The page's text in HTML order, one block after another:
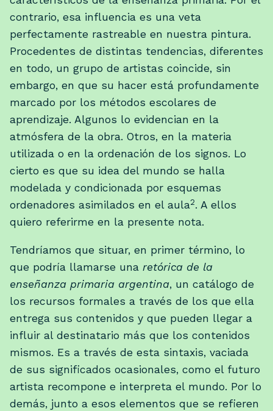
contrario, esa influencia es una veta
perfectamente rastreable en nuestra pintura.
Procedentes de distintas tendencias, diferentes
en todo, un grupo de artistas coincide, sin
embargo, en que su hacer está profundamente
marcado por los métodos escolares de
aprendizaje. Algunos lo evidencian en la
atmósfera de la obra. Otros, en la materia
utilizada o en la ordenación de los signos. Lo
cierto es que su idea del mundo se halla
modelada y condicionada por esquemas
ordenadores asimilados en el aula2. A ellos
quiero referirme en la presente nota.
Tendríamos que situar, en primer término, lo
que podría llamarse una retórica de la
enseñanza primaria argentina, un catálogo de
los recursos formales a través de los que ella
entrega sus contenidos y que pueden llegar a
influir al destinatario más que los contenidos
mismos. Es a través de esta sintaxis, vaciada
de sus significados ocasionales, como el futuro
artista recompone e interpreta el mundo. Por lo
demás, junto a esos elementos que se refieren